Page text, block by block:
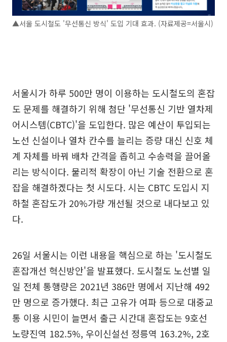
▲서울 도시철도 '무선통신 방식' 도입 기대 효과. (자료제공=서울시)
서울시가 하루 500만 명이 이용하는 도시철도의 혼잡
도 문제를 해결하기 위해 첨단 '무선통신 기반 열차제
어시스템(CBTC)'을 도입한다. 많은 예산이 투입되는
노선 신설이나 열차 칸수를 늘리는 증량 대신 신호 체
계 자체를 바꿔 배차 간격을 좁히고 수송력을 끌어올
리는 방식이다. 물리적 확장이 아닌 기술 전환으로 혼
잡을 해결하겠다는 첫 시도다. 시는 CBTC 도입시 지
하철 혼잡도가 20%가량 개선될 것으로 내다보고 있
다.
26일 서울시는 이런 내용을 핵심으로 하는 '도시철도
혼잡개선 혁신방안'을 발표했다. 도시철도 노선별 일
일 전체 통행량은 2021년 386만 명에서 지난해 492
만 명으로 증가했다. 최근 고유가 여파 등으로 대중교
통 이용 시민이 늘면서 출근 시간대 혼잡도는 9호선
노량진역 182.5%, 우이신설선 정릉역 163.2%, 2호